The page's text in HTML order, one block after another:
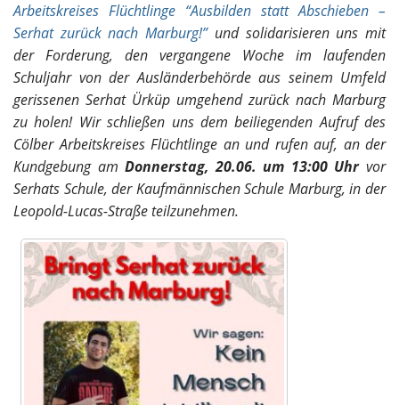
n
t
Arbeitskreises Flüchtlinge “Ausbilden statt Abschieben –
Serhat zurück nach Marburg!”und solidarisieren uns mit
der Forderung, den vergangene Woche im laufenden
Schuljahr von der Ausländerbehörde aus seinem Umfeld
gerissenen Serhat Ürküp umgehend zurück nach Marburg
zu holen! Wir schließen uns dem beiliegenden Aufruf des
Cölber Arbeitskreises Flüchtlinge an und rufen auf, an der
Kundgebung amDonnerstag, 20.06. um 13:00 Uhrvor
Serhats Schule, der Kaufmännischen Schule Marburg, in der
Leopold-Lucas-Straße teilzunehmen.